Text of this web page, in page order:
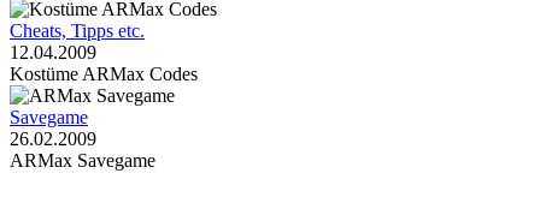
Cheats, Tipps etc.
12.04.2009
Kostüme ARMax Codes
Savegame
26.02.2009
ARMax Savegame